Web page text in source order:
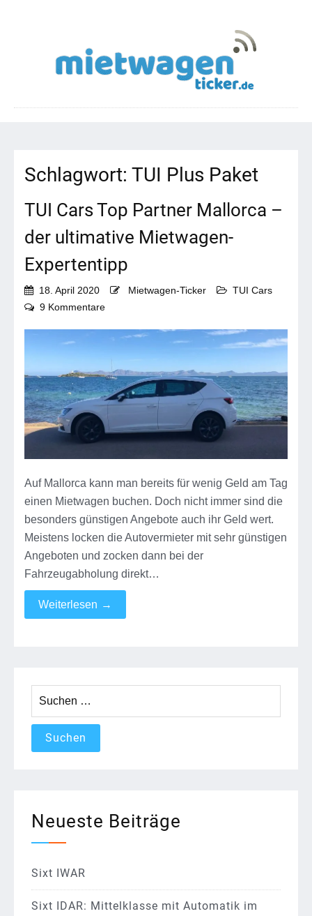
Schlagwort: TUI Plus Paket
TUI Cars Top Partner Mallorca –
der ultimative Mietwagen-
Expertentipp
18. April 2020 Mietwagen-Ticker
TUI Cars
9 Kommentare
Cars
Mallorca
–
der
Mietwagen-
Auf Mallorca kann man bereits für wenig Geld am Tag
einen Mietwagen buchen. Doch nicht immer sind die
besonders günstigen Angebote auch ihr Geld wert.
Meistens locken die Autovermieter mit sehr günstigen
Angeboten und zocken dann bei der
Fahrzeugabholung direkt…
Weiterlesen →
Neueste Beiträge
Sixt IWAR
Sixt IDAR: Mittelklasse mit Automatik im